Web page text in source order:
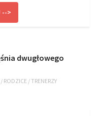
-->
dwugłowego
/ RODZICE /TRENERZY